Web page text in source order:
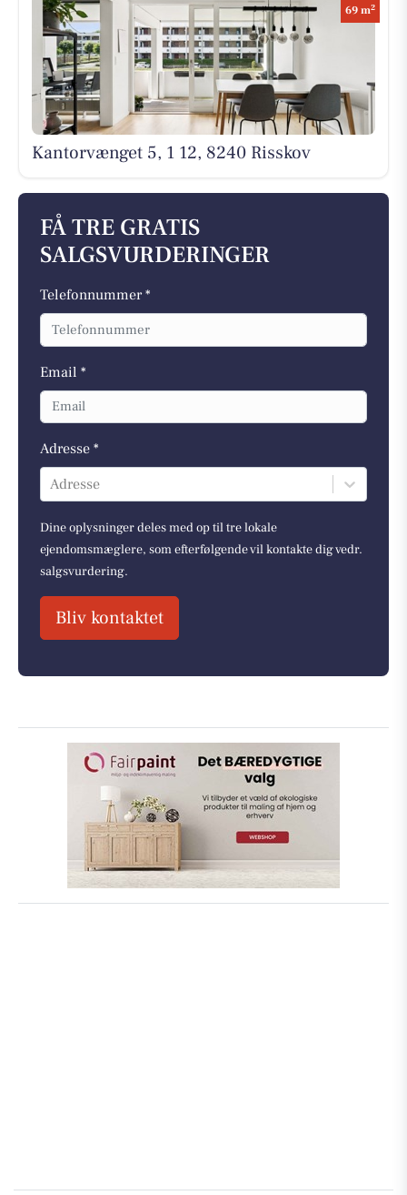
69 m2
Kantorvænget 5, 1 12, 8240 Risskov
FÅ TRE GRATIS
SALGSVURDERINGER
Telefonnummer *
Email *
Adresse *
Adresse
Dine oplysninger deles med op til tre lokale
ejendomsmæglere, som efterfølgende vil kontakte dig vedr.
salgsvurdering.
Bliv kontaktet